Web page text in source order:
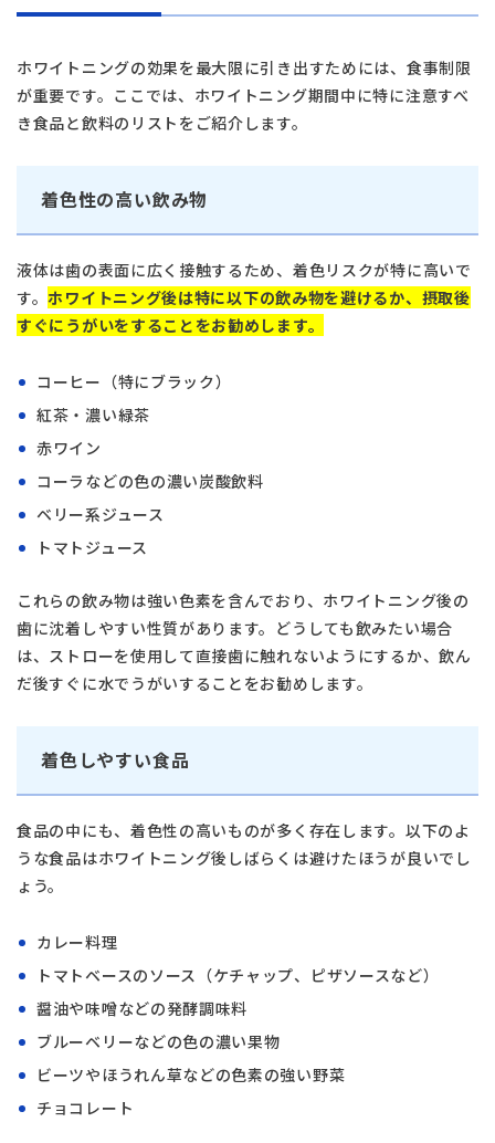
ホワイトニングの効果を最大限に引き出すためには、食事制限
が重要です。ここでは、ホワイトニング期間中に特に注意すべ
き食品と飲料のリストをご紹介します。
着色性の高い飲み物
液体は歯の表面に広く接触するため、着色リスクが特に高いで
す。ホワイトニング後は特に以下の飲み物を避けるか、摂取後
すぐにうがいをすることをお勧めします。
コーヒー（特にブラック）
紅茶・濃い緑茶
赤ワイン
コーラなどの色の濃い炭酸飲料
ベリー系ジュース
トマトジュース
これらの飲み物は強い色素を含んでおり、ホワイトニング後の
歯に沈着しやすい性質があります。どうしても飲みたい場合
は、ストローを使用して直接歯に触れないようにするか、飲ん
だ後すぐに水でうがいすることをお勧めします。
着色しやすい食品
食品の中にも、着色性の高いものが多く存在します。以下のよ
うな食品はホワイトニング後しばらくは避けたほうが良いでし
ょう。
カレー料理
トマトベースのソース（ケチャップ、ピザソースなど）
醤油や味噌などの発酵調味料
ブルーベリーなどの色の濃い果物
ビーツやほうれん草などの色素の強い野菜
チョコレート